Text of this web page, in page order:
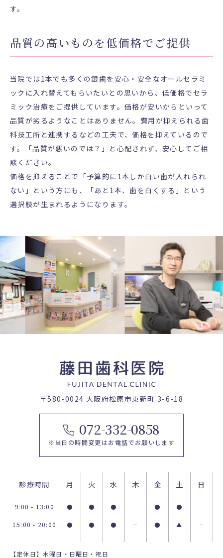
す。
品質の高いものを低価格でご提供
当院では1本でも多くの銀歯を安心・安全なオールセラミ
ックに入れ替えてもらいたいとの思いから、低価格でセラ
ミック治療をご提供しています。価格が安いからといって
品質が劣るようなことはありません。費用が抑えられる歯
科技工所と連携するなどの工夫で、価格を抑えているので
す。「品質が悪いのでは？」と心配されず、安心してご相
談ください。
価格を抑えることで「予算的に1本しか白い歯が入れられ
ない」という方にも、「あと1本、歯を白くする」という
選択肢が生まれるようになります。
Previous Next
診療時間 月 火 水 木 金 土 日
9:00 - 13:00 ● ● ● − ● ● −
15:00 - 20:00 ● ● ● − ● ▲ −
【定休日】木曜日・日曜日・祝日
〒580-0024 大阪府松原市東新町 3-6-18
072-332-0858
※当日の時間変更はお電話でお願いします